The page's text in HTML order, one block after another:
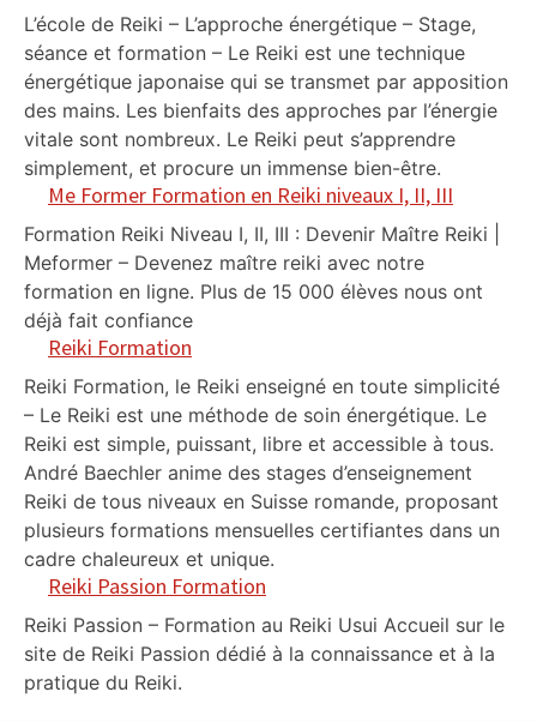
L’école de Reiki – L’approche énergétique – Stage,
séance et formation – Le Reiki est une technique
énergétique japonaise qui se transmet par apposition
des mains. Les bienfaits des approches par l’énergie
vitale sont nombreux. Le Reiki peut s’apprendre
simplement, et procure un immense bien-être.
Me Former Formation en Reiki niveaux I, II, III
Formation Reiki Niveau I, II, III : Devenir Maître Reiki |
Meformer – Devenez maître reiki avec notre
formation en ligne. Plus de 15 000 élèves nous ont
déjà fait confiance
Reiki Formation
Reiki Formation, le Reiki enseigné en toute simplicité
– Le Reiki est une méthode de soin énergétique. Le
Reiki est simple, puissant, libre et accessible à tous.
André Baechler anime des stages d’enseignement
Reiki de tous niveaux en Suisse romande, proposant
plusieurs formations mensuelles certifiantes dans un
cadre chaleureux et unique.
Reiki Passion Formation
Reiki Passion – Formation au Reiki Usui Accueil sur le
site de Reiki Passion dédié à la connaissance et à la
pratique du Reiki.